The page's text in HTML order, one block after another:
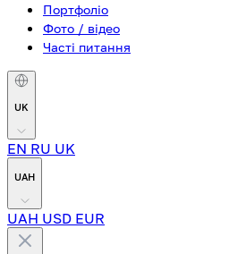
Портфоліо
Фото / відео
Часті питання
UK
EN RU UK
UAH
UAH USD EUR